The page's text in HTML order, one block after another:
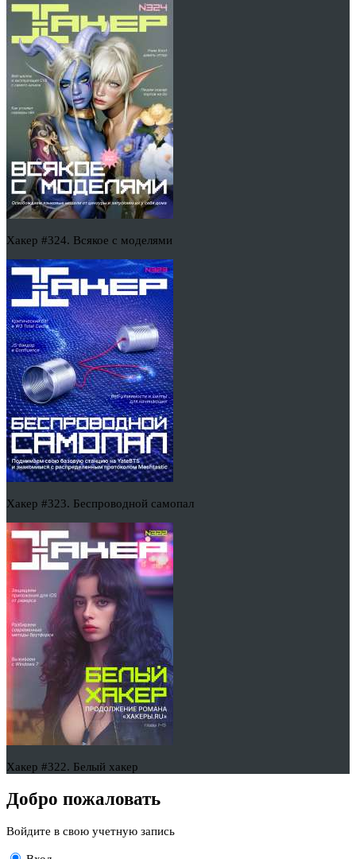
Хакер #324. Всякое с моделями
Хакер #323. Беспроводной самопал
Хакер #322. Белый хакер
Добро пожаловать
Войдите в свою учетную запись